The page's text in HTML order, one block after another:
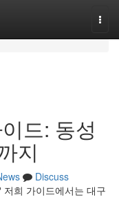
드: 동성
지
Discuss
희 가이드에서는 대구